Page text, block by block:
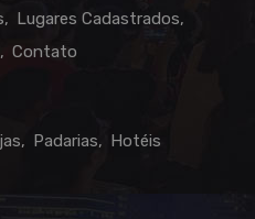
Lugares Cadastrados
Contato
Padarias Hotéis